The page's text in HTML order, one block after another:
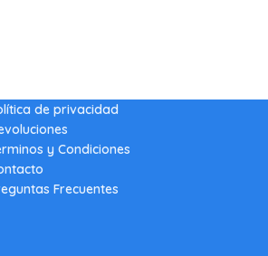
de privacidad
y Condiciones
Frecuentes